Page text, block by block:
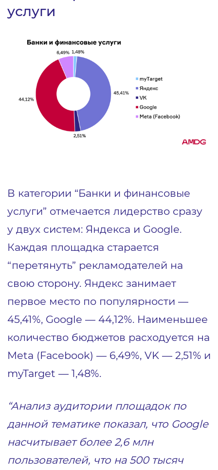
услуги
В категории “Банки и финансовые
услуги” отмечается лидерство сразу
у двух систем: Яндекса и Google.
Каждая площадка старается
“перетянуть” рекламодателей на
свою сторону. Яндекс занимает
первое место по популярности —
45,41%, Google — 44,12%. Наименьшее
количество бюджетов расходуется на
Meta (Facebook) — 6,49%, VK — 2,51% и
myTarget — 1,48%.
“Анализ аудитории площадок по
данной тематике показал, что Google
насчитывает более 2,6 млн
пользователей, что на 500 тысяч